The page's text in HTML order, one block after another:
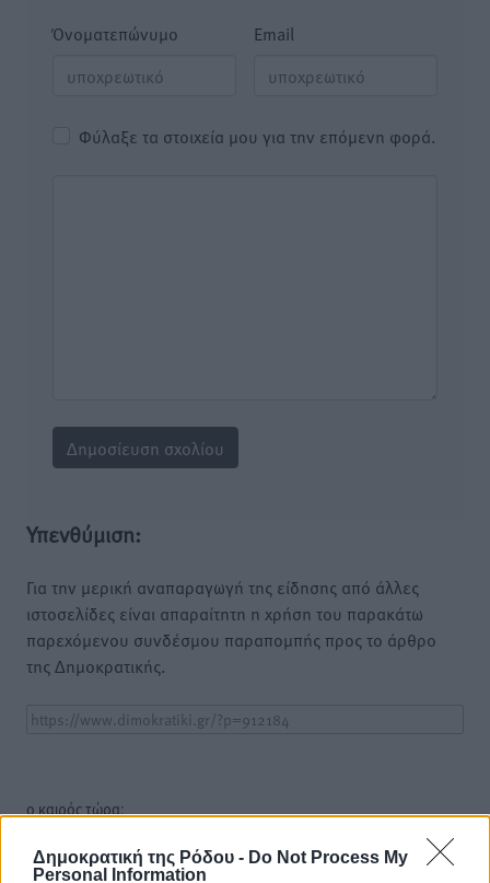
Δημοκρατική της Ρόδου - Do Not Process My
Personal Information
Όνοματεπώνυμο Email
Φύλαξε τα στοιχεία μου για την επόμενη φορά.
Υπενθύμιση:
Για την μερική αναπαραγωγή της είδησης από άλλες
ιστοσελίδες είναι απαραίτητη η χρήση του παρακάτω
παρεχόμενου συνδέσμου παραπομπής προς το άρθρο
της Δημοκρατικής.
o καιρός τώρα:
αίθριος καιρός